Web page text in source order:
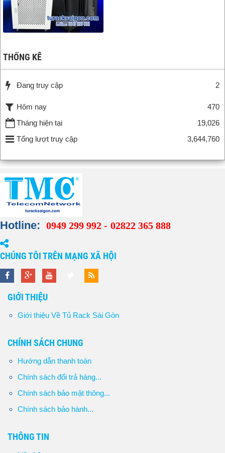
THỐNG KÊ
Đang truy cập 2
Hôm nay
470
Tháng hiện tại
19,026
Tổng lượt truy cập
3,644,760
Hotline: 0949 299 992 - 02822 365 888
CHÚNG TÔI TRÊN MẠNG XÃ HỘI
GIỚI THIỆU
Giới thiệu Về Tủ Rack Sài Gòn
CHÍNH SÁCH CHUNG
Hướng dẫn thanh toán
Chính sách đổi trả hàng...
Chính sách bảo mật thông...
Chính sách bảo hành...
THÔNG TIN